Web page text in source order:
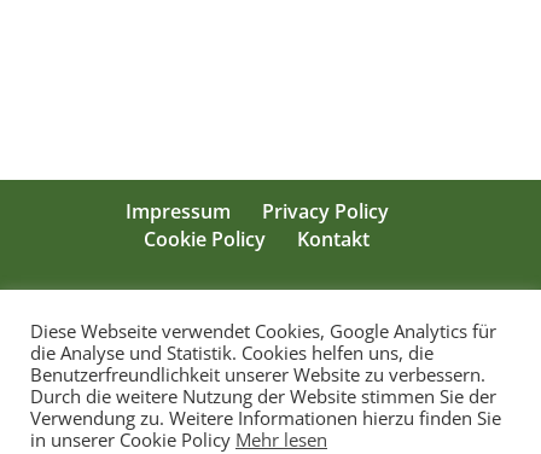
Impressum
Privacy Policy
Cookie Policy
Kontakt
@ Südtiroler Jagdportal www.jagd.it ist eine
Privatinitiative des Walter Prader
***Sollten wir irgendwelches COPYRIGHT oder
Autorenrechte verletzen bitten wir um Ihre
Diese Webseite verwendet Cookies, Google Analytics für
die Analyse und Statistik. Cookies helfen uns, die
Benutzerfreundlichkeit unserer Website zu verbessern.
Durch die weitere Nutzung der Website stimmen Sie der
Verwendung zu. Weitere Informationen hierzu finden Sie
in unserer Cookie Policy Mehr lesen